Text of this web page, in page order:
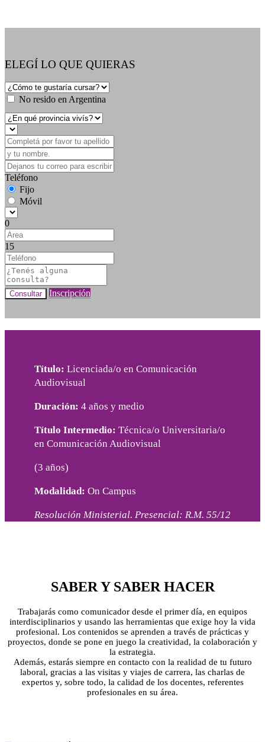
ELEGÍ LO QUE QUIERAS
No resido en Argentina
Teléfono
Fijo
Móvil
0
15
Consultar Inscripción
Título: Licenciada/o en Comunicación
Audiovisual
Duración: 4 años y medio
Título Intermedio: Técnica/o Universitaria/o
en Comunicación Audiovisual
(3 años)
Modalidad: On Campus
Resolución Ministerial. Presencial: R.M. 55/12
SABER Y SABER HACER
Trabajarás como comunicador desde el primer día, en equipos
interdisciplinarios y usando las herramientas que exige hoy la vida
profesional. Los contenidos se aprenden a través de prácticas y
proyectos, donde se pone en juego la creatividad, la colaboración y
la estrategia.
Además, estarás siempre en contacto con la realidad de tu futuro
laboral, gracias a las visitas y viajes de carrera, las charlas de
expertos y, sobre todo, la calidad de los docentes, referentes
profesionales en su área.